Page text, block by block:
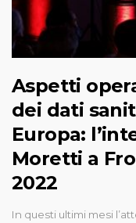
Aspetti
dei dati
Europa:
Moretti a
2022
In questi ultimi mesi